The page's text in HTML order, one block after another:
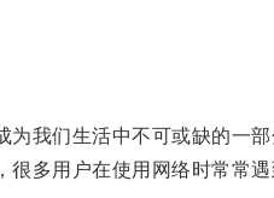
我们生活中不可或缺的一部
多用户在使用网络时常常遇